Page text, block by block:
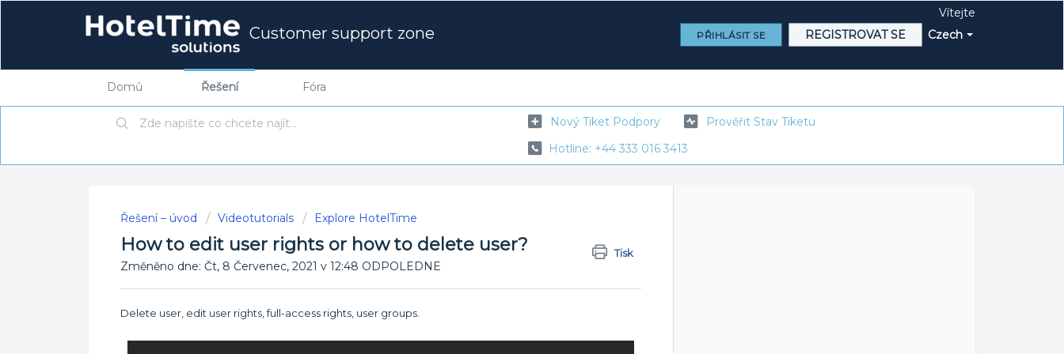
Customer support zone Czech
Vítejte
PŘIHLÁSIT SE REGISTROVAT SE
Domů Řešení Fóra
Nový Tiket Podpory
Prověřit Stav Tiketu
Hotline: +44 333 016 3413
Řešení – úvod Videotutorials Explore HotelTime
How to edit user rights or how to delete user? Tisk
Změněno dne: Čt, 8 Červenec, 2021 v 12:48 ODPOLEDNE
Delete user, edit user rights, full-access rights, user groups.